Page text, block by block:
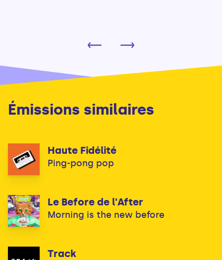
Émissions similaires
Haute Fidélité
Ping-pong pop
Le Before de l'After
Morning is the new before
Track